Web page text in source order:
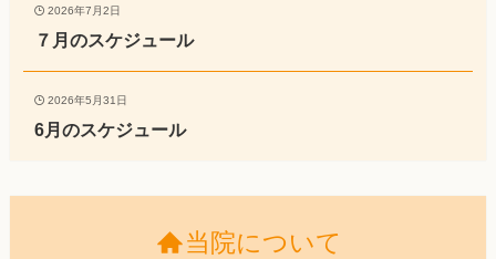
2026年7月2日
７月のスケジュール
2026年5月31日
6月のスケジュール
当院について